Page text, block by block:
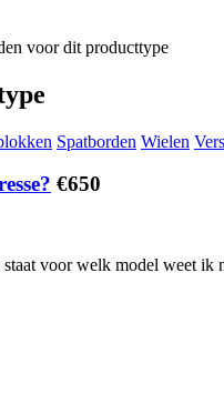
voor dit producttype
Spatborden Wielen
€650
voor welk model weet ik